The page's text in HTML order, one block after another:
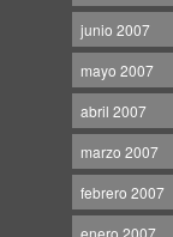
junio 2007
mayo 2007
abril 2007
marzo 2007
febrero 2007
enero 2007